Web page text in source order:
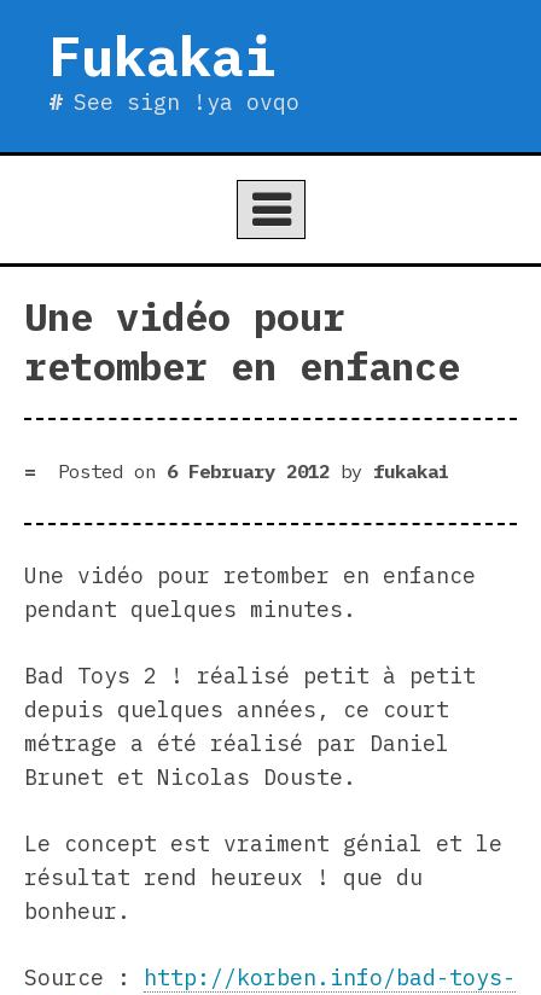
contentFukakai
See sign !ya ovqo
Une vidéo pour
retomber en enfance
Posted on 6 February 2012 by fukakai
Une vidéo pour retomber en enfance
pendant quelques minutes.
Bad Toys 2 ! réalisé petit à petit
depuis quelques années, ce court
métrage a été réalisé par Daniel
Brunet et Nicolas Douste.
Le concept est vraiment génial et le
résultat rend heureux ! que du
bonheur.
Source : http://korben.info/bad-toys-